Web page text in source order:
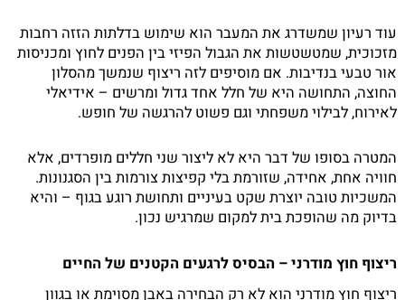
עוד רעיון שמשדרג את המעבר הוא שימוש בדלתות הזזה רחבות
מזכוכית, שמטשטשות את הגבול הפיזי בין הפנים לחוץ ומכניסות
אור טבעי בנדיבות. אם מוסיפים לזה ריצוף שנמשך מהסלון
החוצה, התחושה היא של חלל אחד גדול ומרשים – אידיאלי
לאירוח, לבילוי משפחתי וגם פשוט להרגשה של חופש.
המטרה בסופו של דבר היא לא ליצור שני חללים מופרדים, אלא
חוויה אחת, אחידה, שזורמת בלי קפיצות צורמות בין הסגנונות.
המשכיות טובה יוצרת שקט בעיניים ותחושת רוגע בגוף – והיא
בדיוק מה שהופכת בית למקום שמרגיש נכון.
ריצוף חוץ מודרני – הבסיס לרגעים הקטנים של החיים
ריצוף חוץ מודרני הוא לא רק הבחירה באבן מסוימת או בגוון